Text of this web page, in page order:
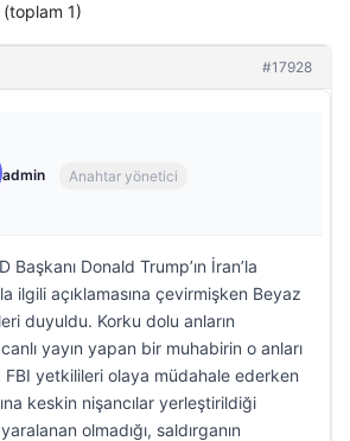
1)
#17928
admin Anahtar yönetici
Başkanı Donald Trump’ın İran’la
ilgili açıklamasına çevirmişken Beyaz
duyuldu. Korku dolu anların
yayın yapan bir muhabirin o anları
FBI yetkilileri olaya müdahale ederken
keskin nişancılar yerleştirildiği
olmadığı, saldırganın